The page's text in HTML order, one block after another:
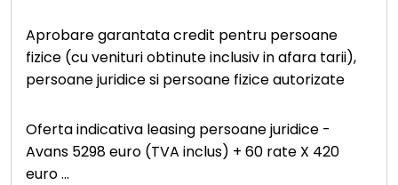
Aprobare garantata credit pentru persoane
fizice (cu venituri obtinute inclusiv in afara tarii),
persoane juridice si persoane fizice autorizate
Oferta indicativa leasing persoane juridice -
Avans 5298 euro (TVA inclus) + 60 rate X 420
euro...